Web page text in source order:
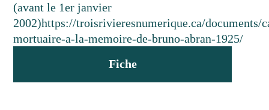
(avant le 1er janvier
2002)https://troisrivieresnumerique.ca/documents/
mortuaire-a-la-memoire-de-bruno-abran-1925/
Fiche